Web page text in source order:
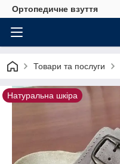
Ортопедичне взуття
Товари та послуги
Натуральна шкіра